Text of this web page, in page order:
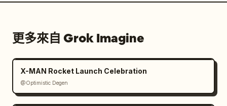
更多來自 Grok Imagine
X-MAN Rocket Launch Celebration
@Optimistic Degen